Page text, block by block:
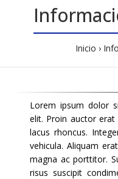
Inicio
Lorem ipsum dolor
elit. Proin auctor
lacus rhoncus.
vehicula. Aliquam
magna ac porttitor.
risus suscipit